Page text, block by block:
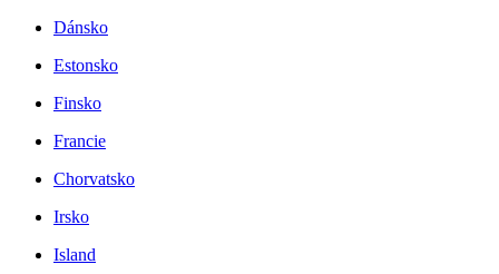
Dánsko
Estonsko
Finsko
Francie
Chorvatsko
Irsko
Island